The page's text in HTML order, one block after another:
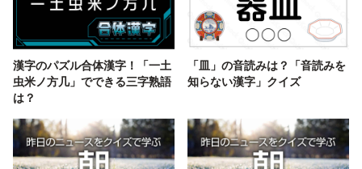
漢字のパズル合体漢字！「一土
虫米ノ方几」でできる三字熟語
は？
「皿」の音読みは？「音読みを
知らない漢字」クイズ